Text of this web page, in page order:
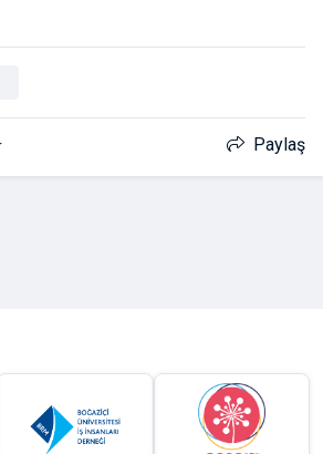
Paylaş